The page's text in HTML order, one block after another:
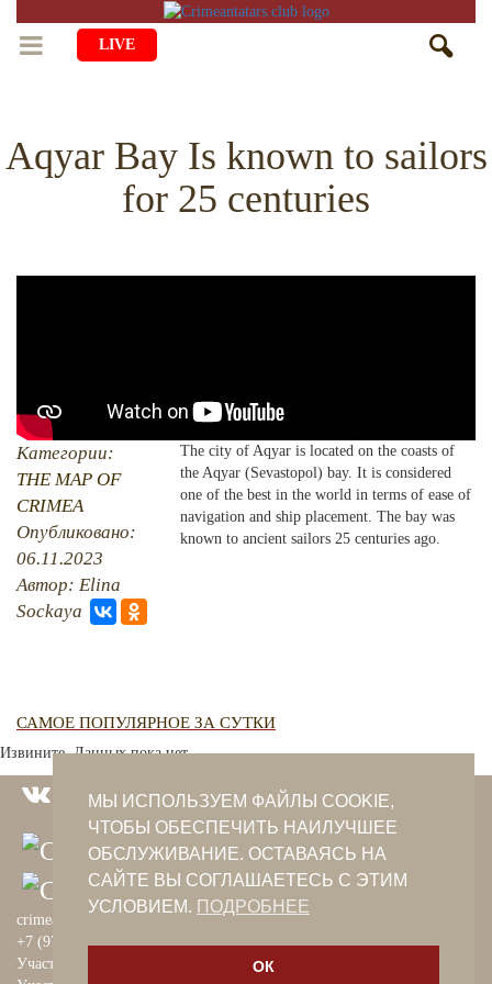
LIVE
LIFE
CHILDREN
CULTURE
JUST A FACT
PHOTO ARCHAIVE
THE DATE
STUDIING ISLAM
BLOGGING
RU EN CRH
Aqyar Bay Is known to sailors
for 25 centuries
Категории:
THE MAP OF
CRIMEA
Опубликовано:
06.11.2023
Автор: Elina
Sockaya
The city of Aqyar is located on the coasts of
the Aqyar (Sevastopol) bay. It is considered
one of the best in the world in terms of ease of
navigation and ship placement. The bay was
known to ancient sailors 25 centuries ago.
САМОЕ ПОПУЛЯРНОЕ ЗА СУТКИ
Извините. Данных пока нет.
crimeantatars@qaradeniz.com
+7 (978) 208-56-55
Участие в проекте Khalide Fashion
МЫ ИСПОЛЬЗУЕМ ФАЙЛЫ COOKIE,
ЧТОБЫ ОБЕСПЕЧИТЬ НАИЛУЧШЕЕ
ОБСЛУЖИВАНИЕ. ОСТАВАЯСЬ НА
САЙТЕ ВЫ СОГЛАШАЕТЕСЬ С ЭТИМ
УСЛОВИЕМ. ПОДРОБНЕЕ
ОК